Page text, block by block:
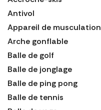
Antivol
Appareil de musculation
Arche gonflable
Balle de golf
Balle de jonglage
Balle de ping pong
Balle de tennis